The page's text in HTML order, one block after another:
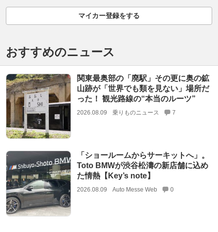
マイカー登録をする
おすすめのニュース
関東最奥部の「廃駅」その更に奥の鉱
山跡が「世界でも類を見ない」場所だ
った！ 観光路線の“本当のルーツ”
2026.08.09 乗りものニュース 7
「ショールームからサーキットへ」。
Toto BMWが渋谷松濤の新店舗に込め
た情熱【Key’s note】
2026.08.09 Auto Messe Web 0